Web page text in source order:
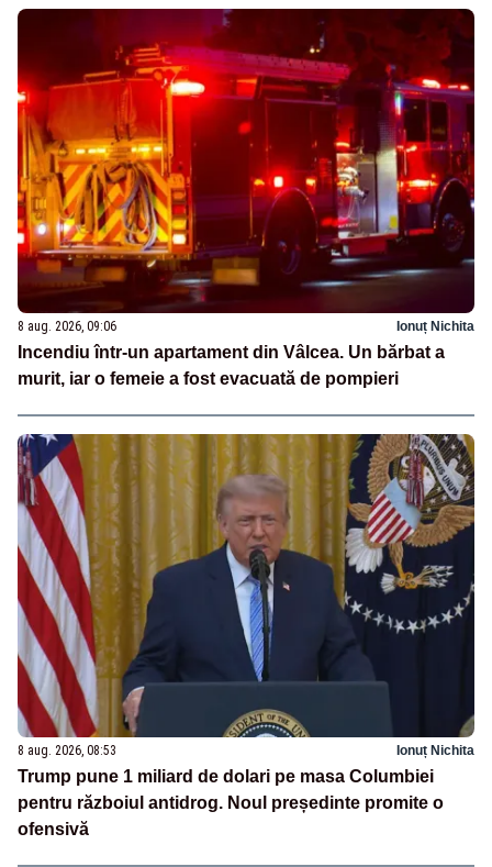
8 aug. 2026, 09:06 Ionuț Nichita
Incendiu într-un apartament din Vâlcea. Un bărbat a
murit, iar o femeie a fost evacuată de pompieri
8 aug. 2026, 08:53 Ionuț Nichita
Trump pune 1 miliard de dolari pe masa Columbiei
pentru războiul antidrog. Noul președinte promite o
ofensivă